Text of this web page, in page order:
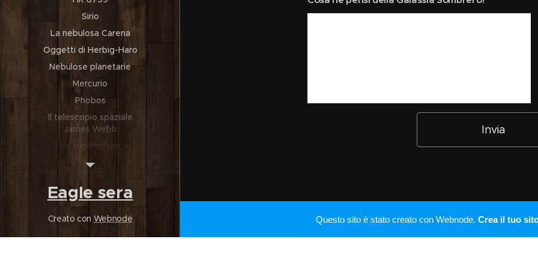
Sirio
La nebulosa Carena
Oggetti di Herbig-Haro
Nebulose planetarie
Mercurio
Phobos
Il telescopio spaziale
James Webb
Le supernovae
Il campo magnetico di
La nebulosa Aquila
La cometa Hale-Bopp
Ammassi globulari
Invia
Eagle sera
Creato con Webnode Questo sito è stato creato con Webnode. Crea il tuo